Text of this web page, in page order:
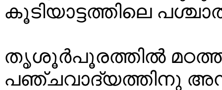
കൂടിയാട്ടത്തിലെ
തൃശൂര്‍പൂരത്തില്‍
പഞ്ചവാദ്യത്തിനു